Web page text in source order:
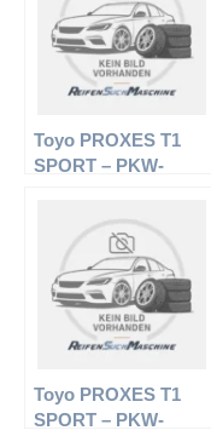
Toyo PROXES T1
SPORT – PKW-
Toyo PROXES T1
SPORT – PKW-